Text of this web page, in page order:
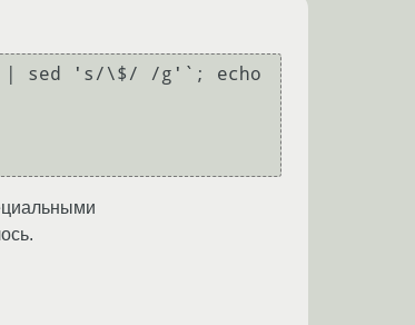
| sed 's/\$/ /g'`; echo